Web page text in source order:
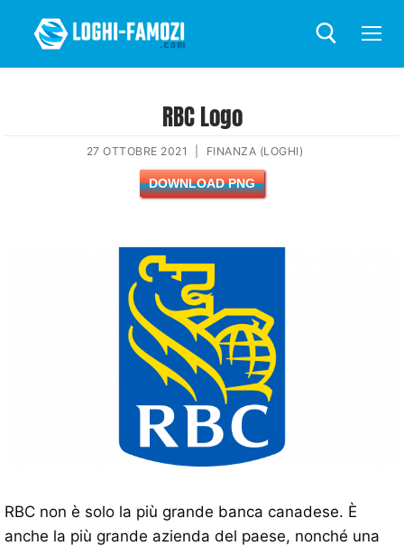
RBC Logo
27 OTTOBRE 2021 FINANZA (LOGHI)
DOWNLOAD PNG
RBC non è solo la più grande banca canadese. È
anche la più grande azienda del paese, nonché una